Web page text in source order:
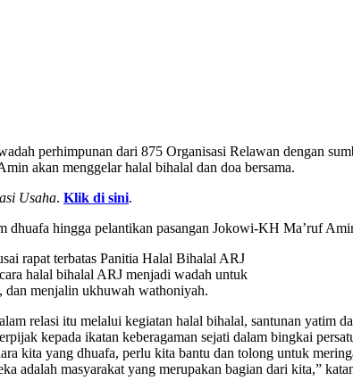
perhimpunan dari 875 Organisasi Relawan dengan
akan menggelar halal bihalal dan doa bersama.
Usaha. Klik di sini.
dhuafa hingga pelantikan pasangan Jokowi-KH Ma’ruf
rapat terbatas Panitia Halal Bihalal ARJ
halal bihalal ARJ menjadi wadah untuk
dan menjalin ukhuwah wathoniyah.
relasi itu melalui kegiatan halal bihalal, santunan yatim
kepada ikatan keberagaman sejati dalam bingkai
kita yang dhuafa, perlu kita bantu dan tolong untuk
adalah masyarakat yang merupakan bagian dari kita,”